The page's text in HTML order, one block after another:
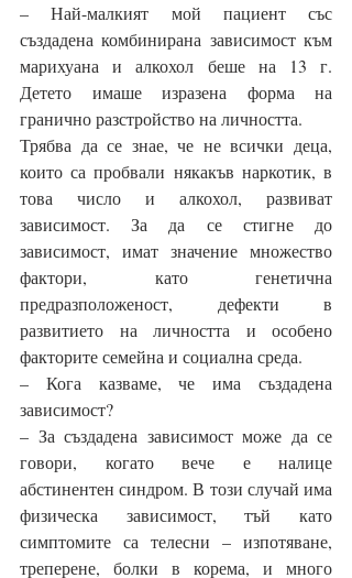
– Най-малкият мой пациент със
създадена комбинирана зависимост към
марихуана и алкохол беше на 13 г.
Детето имаше изразена форма на
гранично разстройство на личността.
Трябва да се знае, че не всички деца,
които са пробвали някакъв наркотик, в
това число и алкохол, развиват
зависимост. За да се стигне до
зависимост, имат значение множество
фактори, като генетична
предразположеност, дефекти в
развитието на личността и особено
факторите семейна и социална среда.
– Кога казваме, че има създадена
зависимост?
– За създадена зависимост може да се
говори, когато вече е налице
абстинентен синдром. В този случай има
физическа зависимост, тъй като
симптомите са телесни – изпотяване,
треперене, болки в корема, и много